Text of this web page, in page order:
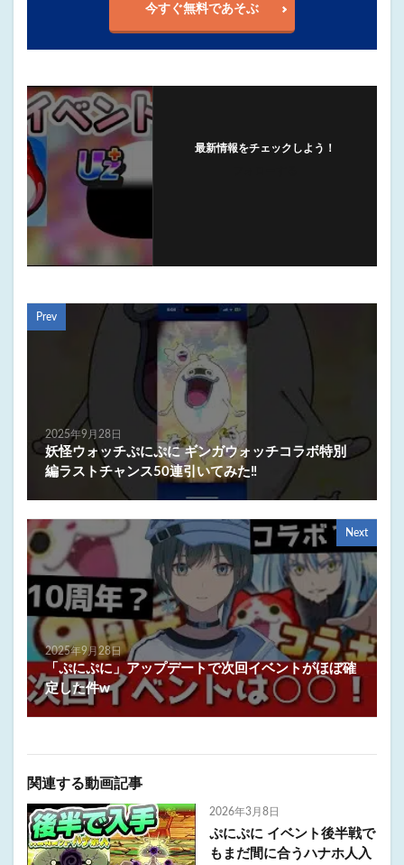
今すぐ無料であそぶ
最新情報をチェックしよう！
Prev
2025年9月28日
妖怪ウォッチぷにぷに ギンガウォッチコラボ特別
編ラストチャンス50連引いてみた‼️
Next
2025年9月28日
「ぷにぷに」アップデートで次回イベントがほぼ確
定した件w
関連する動画記事
2026年3月8日
ぷにぷに イベント後半戦で
もまだ間に合うハナホ人入